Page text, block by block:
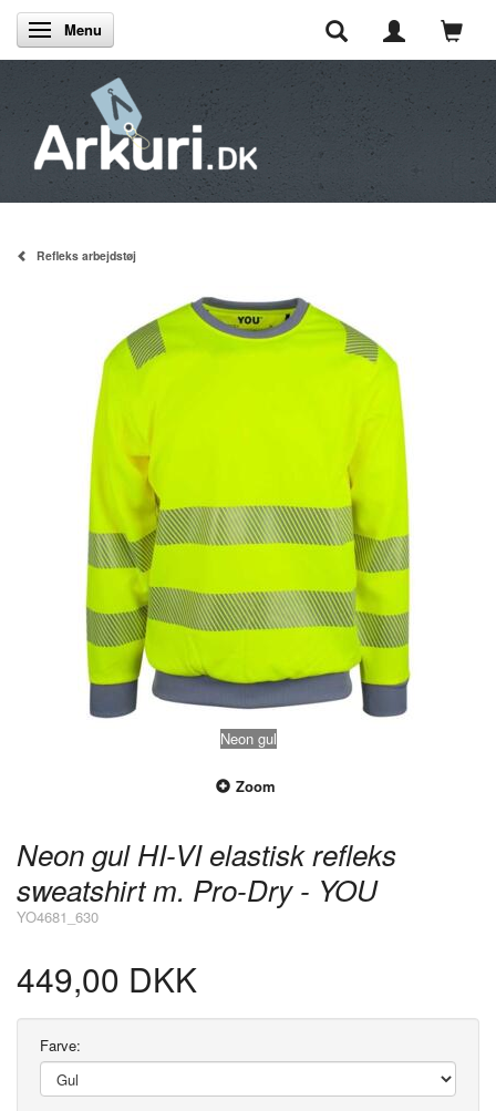
Skifte navigation
Menu
Refleks arbejdstøj
Neon gul
Zoom
Neon gul HI-VI elastisk refleks
sweatshirt m. Pro-Dry - YOU
YO4681_630
449,00 DKK
Farve: